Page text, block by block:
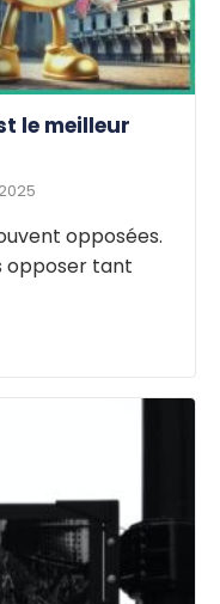
le meilleur
opposées.
opposer tant